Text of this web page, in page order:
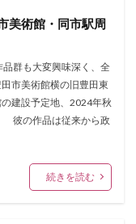
美術館・同市駅周
群も大変興味深く、全
市美術館横の旧豊田東
建設予定地、2024年秋
彼の作品は従来から政
続きを読む